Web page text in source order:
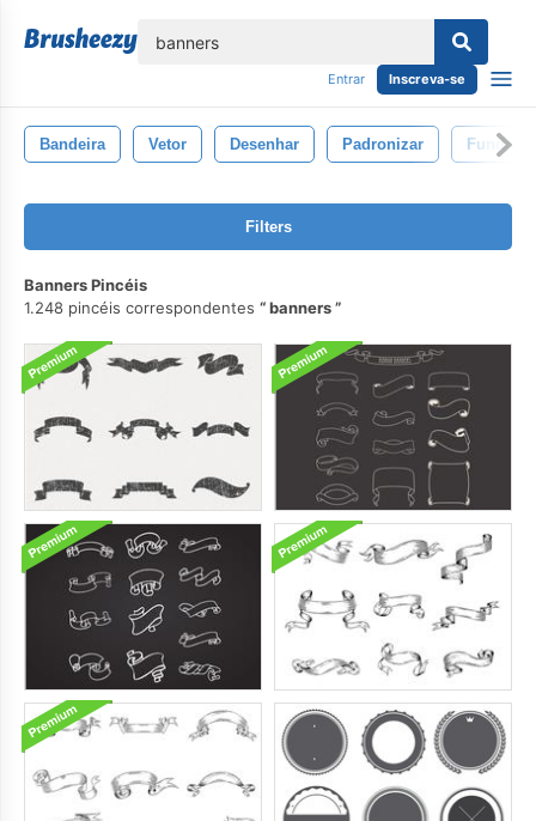
Entrar Inscreva-se
Bandeira Vetor Desenhar Padronizar Fundo
Filters
Banners Pincéis
1.248 pincéis correspondentes
banners